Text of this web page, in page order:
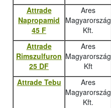
Attrade
Napropamid
45 F
Ares
Magyarország
Kft.
Attrade
Rimszulfuron
25 DF
Ares
Magyarország
Kft
Attrade Tebu
Ares
Magyarország
Kft.